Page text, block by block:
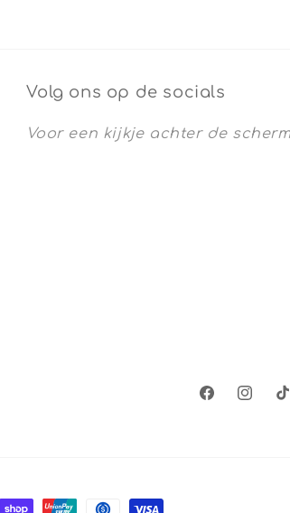
Volg ons op de socials
Voor een kijkje achter de
Facebook